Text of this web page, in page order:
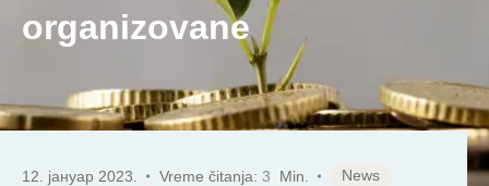
Lokacije
SR
organizovane
12. јануар 2023. Vreme čitanja: 3 Min. News